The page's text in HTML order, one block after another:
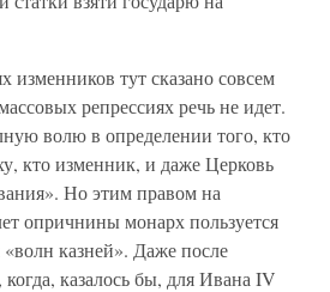
изменников тут сказано совсем
репрессиях речь не идет.
волю в определении того, кто
кто изменник, и даже Церковь
Но этим правом на
опричнины монарх пользуется
казней». Даже после
казалось бы, для Ивана IV